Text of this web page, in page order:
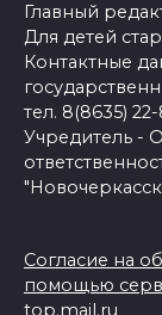
Главный
Для детей
Контактные
тел. 8(8635)
Учредитель -
Согласие на
помощью
top.mail.ru